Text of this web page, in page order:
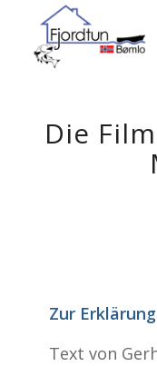
Die
Zur
Text von